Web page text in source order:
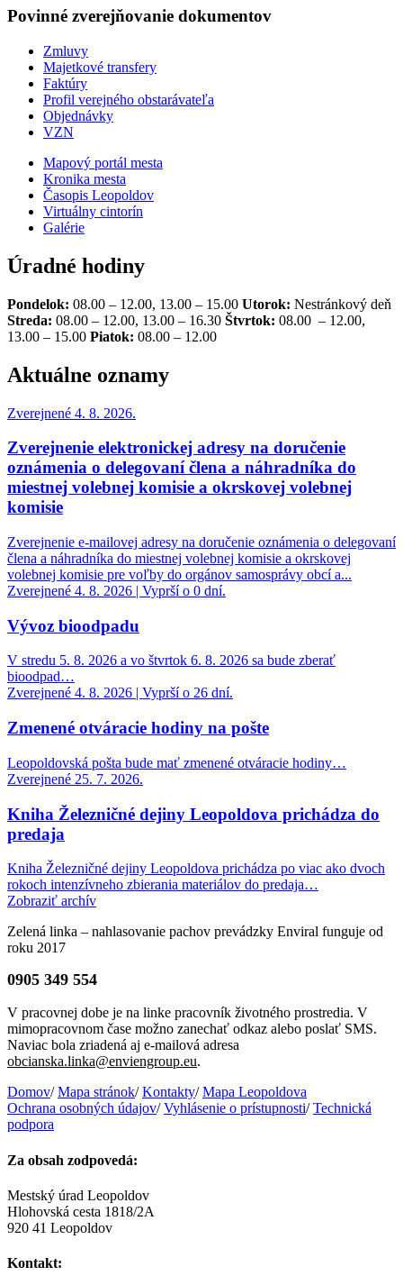
Povinné zverejňovanie dokumentov
Zmluvy
Majetkové transfery
Faktúry
Profil verejného obstarávateľa
Objednávky
VZN
Mapový portál mesta
Kronika mesta
Časopis Leopoldov
Virtuálny cintorín
Galérie
Úradné hodiny
Pondelok: 08.00 – 12.00, 13.00 – 15.00 Utorok: Nestránkový deň
Streda: 08.00 – 12.00, 13.00 – 16.30 Štvrtok: 08.00 – 12.00,
13.00 – 15.00 Piatok: 08.00 – 12.00
Aktuálne oznamy
Zverejnené 4. 8. 2026.
Zverejnenie elektronickej adresy na doručenie
oznámenia o delegovaní člena a náhradníka do
miestnej volebnej komisie a okrskovej volebnej
komisie
Zverejnenie e-mailovej adresy na doručenie oznámenia o delegovaní
člena a náhradníka do miestnej volebnej komisie a okrskovej
volebnej komisie pre voľby do orgánov samosprávy obcí a...
Zverejnené 4. 8. 2026 | Vyprší o 0 dní.
Vývoz bioodpadu
V stredu 5. 8. 2026 a vo štvrtok 6. 8. 2026 sa bude zberať
bioodpad…
Zverejnené 4. 8. 2026 | Vyprší o 26 dní.
Zmenené otváracie hodiny na pošte
Leopoldovská pošta bude mať zmenené otváracie hodiny…
Zverejnené 25. 7. 2026.
Kniha Železničné dejiny Leopoldova prichádza do
predaja
Kniha Železničné dejiny Leopoldova prichádza po viac ako dvoch
rokoch intenzívneho zbierania materiálov do predaja…
Zobraziť archív
Zelená linka – nahlasovanie pachov prevádzky Enviral funguje od
roku 2017
0905 349 554
V pracovnej dobe je na linke pracovník životného prostredia. V
mimopracovnom čase možno zanechať odkaz alebo poslať SMS.
Naviac bola zriadená aj e-mailová adresa
obcianska.linka@enviengroup.eu.
Domov/ Mapa stránok/ Kontakty/ Mapa Leopoldova
Ochrana osobných údajov/ Vyhlásenie o prístupnosti/ Technická
podpora
Za obsah zodpovedá:
Mestský úrad Leopoldov
Hlohovská cesta 1818/2A
920 41 Leopoldov
Kontakt: